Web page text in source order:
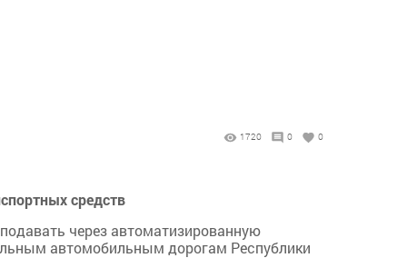
1720 0 0
средств
через автоматизированную
автомобильным дорогам Республики